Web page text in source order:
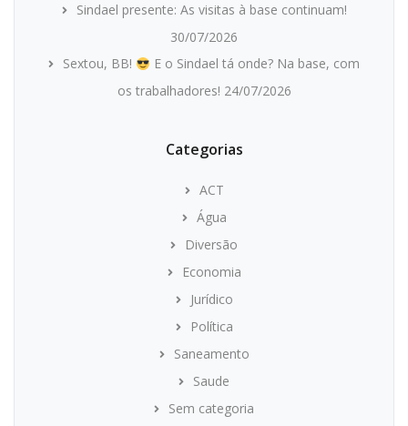
Sindael presente: As visitas à base continuam!
30/07/2026
Sextou, BB!
E o Sindael tá onde? Na base, com
os trabalhadores! 24/07/2026
Categorias
ACT
Água
Diversão
Economia
Jurídico
Política
Saneamento
Saude
Sem categoria